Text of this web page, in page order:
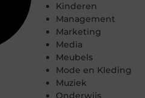
Kinderen
Management
Marketing
Media
Meubels
Mode en Kleding
Muziek
Onderwijs